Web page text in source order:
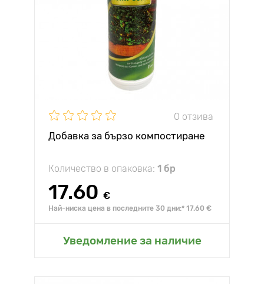
0 отзива
Добавка за бързо компостиране
Количество в опаковка: 1 бр
17.60 €
Най-ниска цена в последните 30 дни:* 17.60 €
Уведомление за наличие